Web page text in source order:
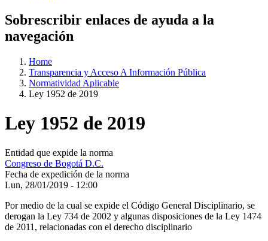
Sobrescribir enlaces de ayuda a la
navegación
Home
Transparencia y Acceso A Información Pública
Normatividad Aplicable
Ley 1952 de 2019
Ley 1952 de 2019
Entidad que expide la norma
Congreso de Bogotá D.C.
Fecha de expedición de la norma
Lun, 28/01/2019 - 12:00
Por medio de la cual se expide el Código General Disciplinario, se
derogan la Ley 734 de 2002 y algunas disposiciones de la Ley 1474
de 2011, relacionadas con el derecho disciplinario